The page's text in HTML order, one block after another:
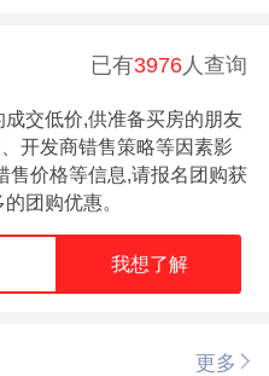
已有3976人查询
交低价,供准备买房的朋友
开发商错售策略等因素影
售价格等信息,请报名团购获
团购优惠。
我想了解
更多